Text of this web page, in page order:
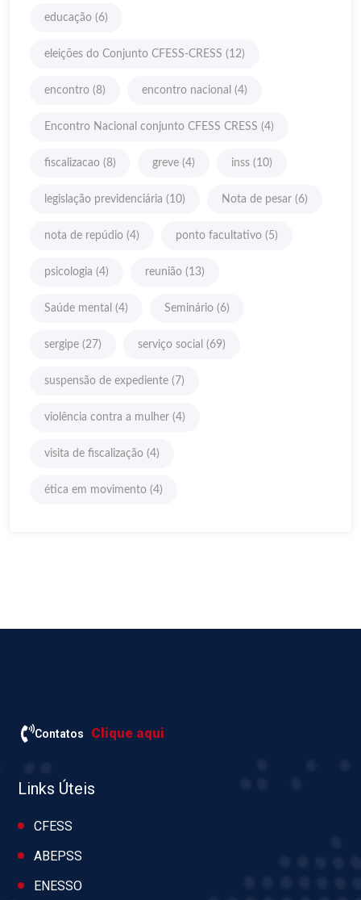
educação (6)
eleições do Conjunto CFESS-CRESS (12)
encontro (8) encontro nacional (4)
Encontro Nacional conjunto CFESS CRESS (4)
fiscalizacao (8) greve (4) inss (10)
legislação previdenciária (10) Nota de pesar (6)
nota de repúdio (4) ponto facultativo (5)
psicologia (4) reunião (13)
Saúde mental (4) Seminário (6)
sergipe (27) serviço social (69)
suspensão de expediente (7)
violência contra a mulher (4)
visita de fiscalização (4)
ética em movimento (4)
Contatos Clique aqui
Links Úteis
CFESS
ABEPSS
ENESSO